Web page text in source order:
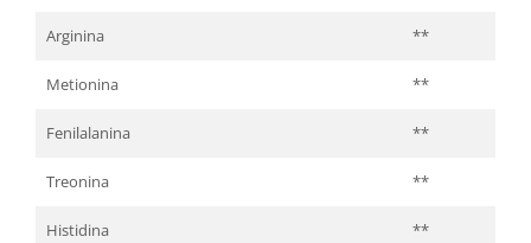
Arginina **
Metionina **
Fenilalanina **
Treonina **
Histidina **